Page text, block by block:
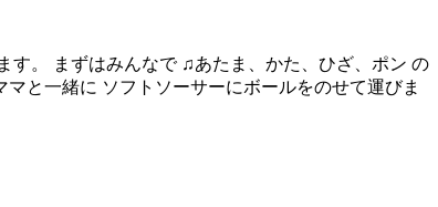
す。 まずはみんなで ♫あたま、かた、ひざ、ポン の
と一緒に ソフトソーサーにボールをのせて運びま